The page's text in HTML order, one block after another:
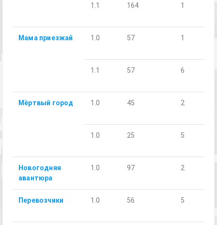
1.1 164 1
Мама приезжай 1.0 57 1
1.1 57 6
Мёртвый город 1.0 45 2
1.0 25 5
Новогодняя
авантюра
1.0 97 2
Перевозчики 1.0 56 5